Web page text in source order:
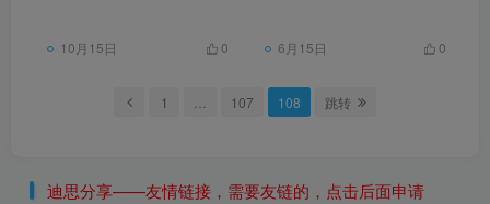
10月15日 0 6月15日 0
1 107 108 跳转
迪思分享——友情链接，需要友链的，点击后面申请